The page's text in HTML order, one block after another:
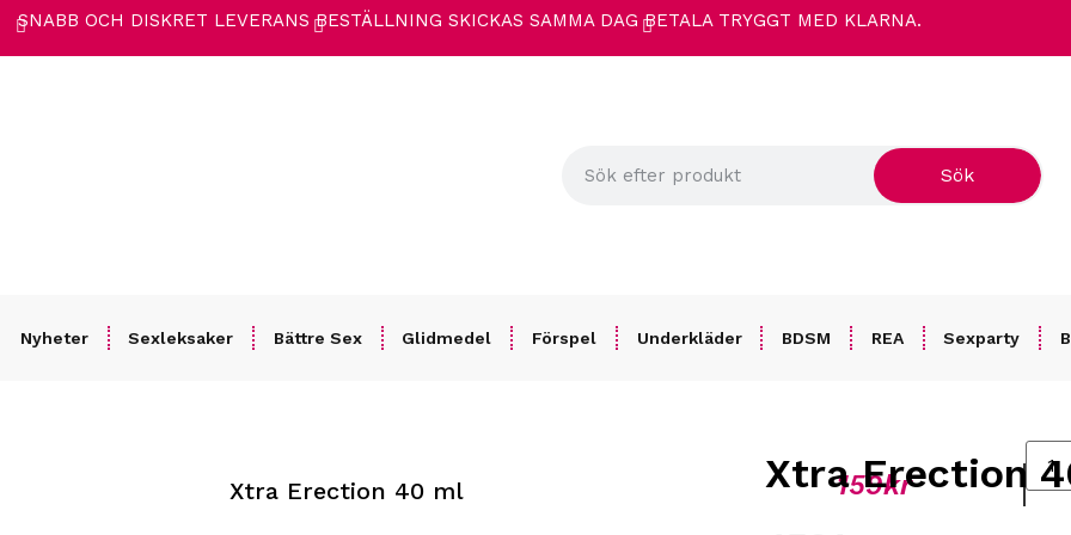
SNABB OCH DISKRET LEVERANS BESTÄLLNING SKICKAS SAMMA DAG BETALA TRYGGT MED KLARNA.
Sök
Nyheter Sexleksaker Bättre Sex Glidmedel Förspel Underkläder BDSM REA Sexparty
Xtra Erection
Xtra Erection 40 ml 159kr